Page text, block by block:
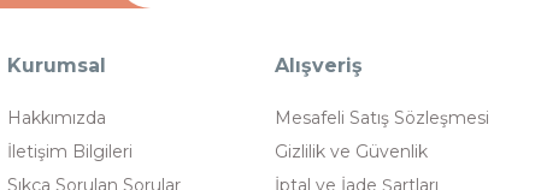
Kurumsal
Hakkımızda
İletişim Bilgileri
Sıkça Sorulan Sorular
Alışveriş
Mesafeli Satış Sözleşmesi
Gizlilik ve Güvenlik
İptal ve İade Şartları